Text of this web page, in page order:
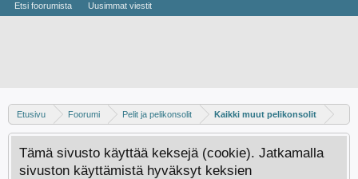
Etusivu Foorumi Pelit ja pelikonsolit Kaikki muut pelikonsolit
Tämä sivusto käyttää keksejä (cookie). Jatkamalla
sivuston käyttämistä hyväksyt keksien
Etsi foorumista Uusimmat viestit